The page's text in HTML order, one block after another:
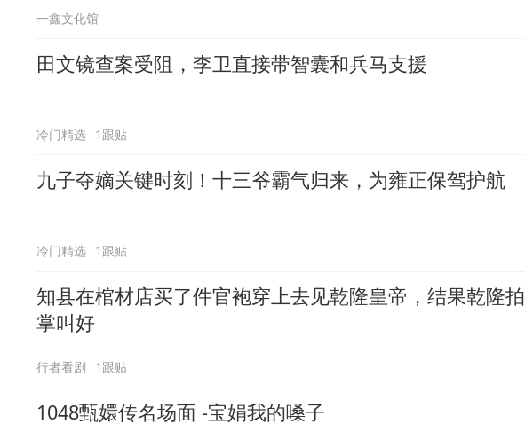
一鑫文化馆
田文镜查案受阻，李卫直接带智囊和兵马支援
冷门精选 1跟贴
九子夺嫡关键时刻！十三爷霸气归来，为雍正保驾护航
冷门精选 1跟贴
知县在棺材店买了件官袍穿上去见乾隆皇帝，结果乾隆拍
掌叫好
行者看剧 1跟贴
1048甄嬛传名场面 -宝娟我的嗓子